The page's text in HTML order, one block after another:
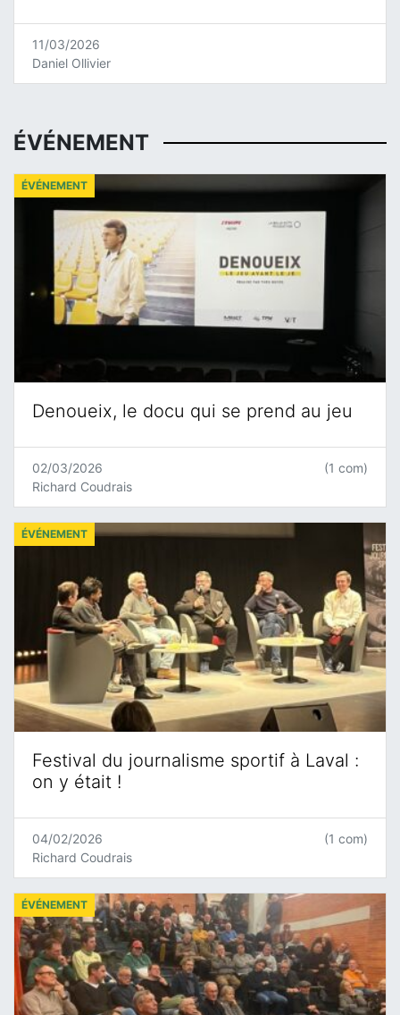
11/03/2026
Daniel Ollivier
ÉVÉNEMENT
Denoueix, le docu qui se prend au jeu
ÉVÉNEMENT
02/03/2026
Richard Coudrais
(1 com)
Festival du journalisme sportif à Laval :
on y était !
ÉVÉNEMENT
04/02/2026
Richard Coudrais
(1 com)
ÉVÉNEMENT